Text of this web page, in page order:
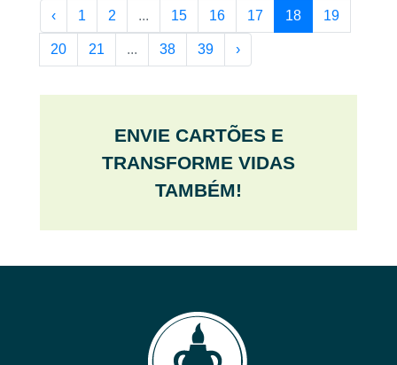
‹ 1 2 ... 15 16 17 18 19
20 21 ... 38 39 ›
ENVIE CARTÕES E
TRANSFORME VIDAS
TAMBÉM!